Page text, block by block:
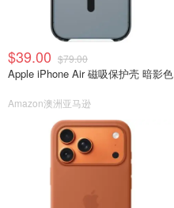
$39.00 $79.00
Apple iPhone Air 磁吸保护壳 暗影色
Amazon澳洲亚马逊